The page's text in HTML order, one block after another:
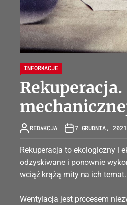
INFORMACJE
REDAKCJA 7 GRUDNIA, 2021
Rekuperacja to ekologiczny i
odzyskiwane i ponownie
wciąż krążą mity na ich temat.
Wentylacja jest procesem